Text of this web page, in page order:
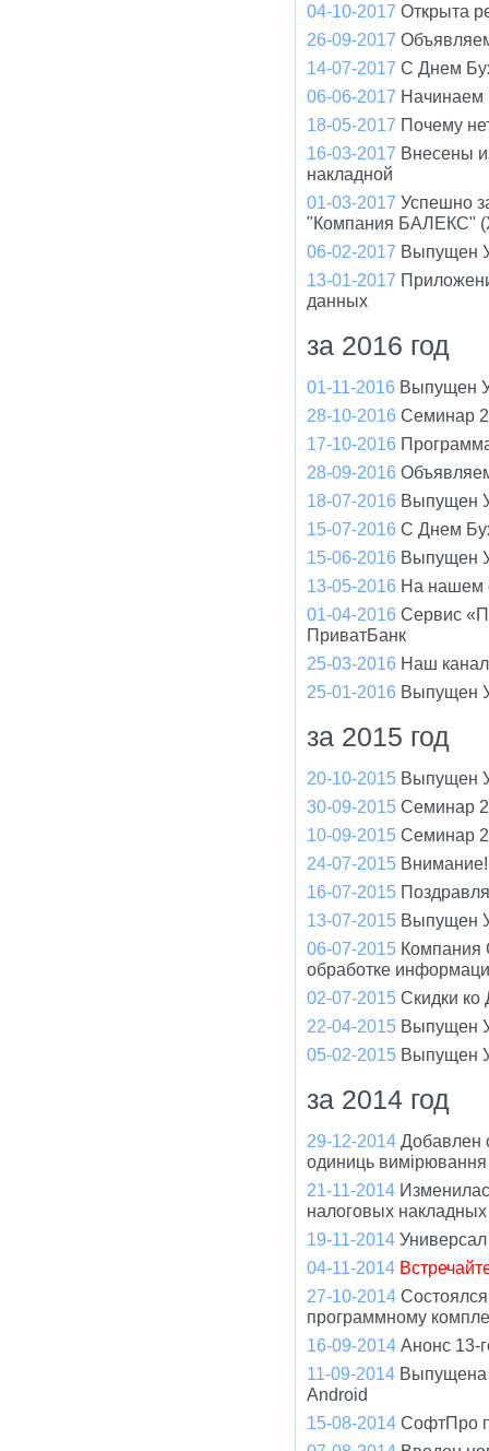
04-10-2017 Открыта
26-09-2017
14-07-2017 С Днем
06-06-2017 Начинаем
18-05-2017 Почему
16-03-2017 Внесены
накладной
01-03-2017 Успешно
"Компания БАЛЕКС"
06-02-2017 Выпущен
13-01-2017
данных
за 2016 год
01-11-2016 Выпущен
28-10-2016 Семинар
17-10-2016
28-09-2016
18-07-2016 Выпущен
15-07-2016 С Днем
15-06-2016 Выпущен
13-05-2016 На нашем
01-04-2016 Сервис
ПриватБанк
25-03-2016 Наш
25-01-2016 Выпущен
за 2015 год
20-10-2015 Выпущен
30-09-2015 Семинар
10-09-2015 Семинар
24-07-2015
16-07-2015
13-07-2015 Выпущен
06-07-2015 Компания
обработке
02-07-2015 Скидки ко
22-04-2015 Выпущен
05-02-2015 Выпущен
за 2014 год
29-12-2014 Добавлен
одиниць вимірювання
21-11-2014
налоговых накладных
19-11-2014
04-11-2014
27-10-2014
программному
16-09-2014 Анонс 13-
11-09-2014 Выпущена
Android
15-08-2014 СофтПро